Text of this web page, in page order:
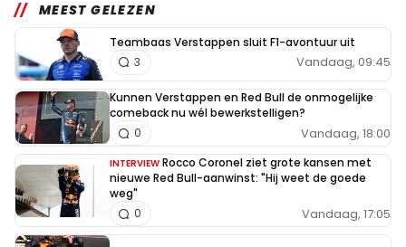
MEEST GELEZEN
Teambaas Verstappen sluit F1-avontuur uit
Vandaag, 09:45
3
Kunnen Verstappen en Red Bull de onmogelijke
comeback nu wél bewerkstelligen?
Vandaag, 18:00
0
INTERVIEW Rocco Coronel ziet grote kansen met
nieuwe Red Bull-aanwinst: "Hij weet de goede
weg"
Vandaag, 17:05
0